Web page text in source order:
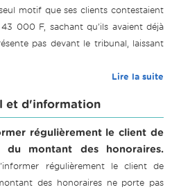
motif que ses clients contestaient
000 F, sachant qu'ils avaient déjà
pas devant le tribunal, laissant
Lire la suite
et d'information
régulièrement le client de
du montant des honoraires.
régulièrement le client de
des honoraires ne porte pas